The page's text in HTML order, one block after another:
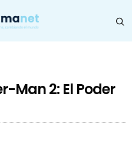
Man 2: El Poder